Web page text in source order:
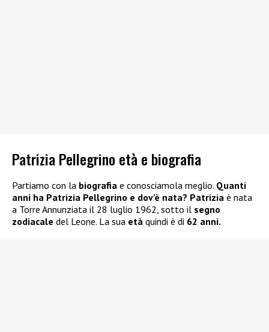
Patrizia Pellegrino età e biografia
Partiamo con la biografia e conosciamola meglio. Quanti
anni ha Patrizia Pellegrino e dov’è nata? Patrizia è nata
a Torre Annunziata il 28 luglio 1962, sotto il segno
zodiacale del Leone. La sua età quindi è di 62 anni.